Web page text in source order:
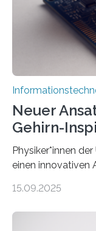
Animation, bei
und Mimik im
Neuer
Gehirn-
Physiker*innen
einen innovativen
Lösungsweg ist
stellt die heutige
15.09.2025